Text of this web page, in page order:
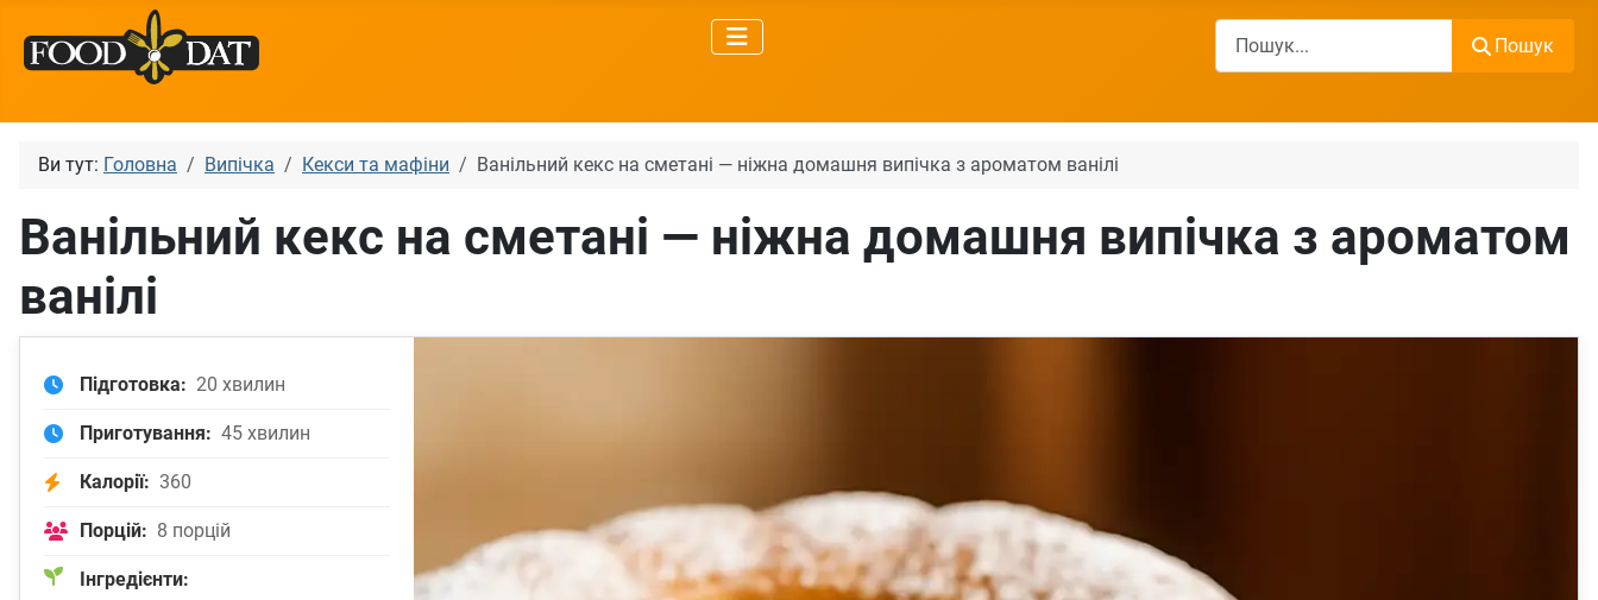
Пошук
Пошук
Ви тут: Головна Випічка Кекси та мафіни Ванільний кекс на сметані — ніжна домашня випічка з ароматом ванілі
Ванільний кекс на сметані — ніжна домашня випічка з ароматом
ванілі
Підготовка: 20 хвилин
Приготування: 45 хвилин
Калорії: 360
Порцій: 8 порцій
Інгредієнти: